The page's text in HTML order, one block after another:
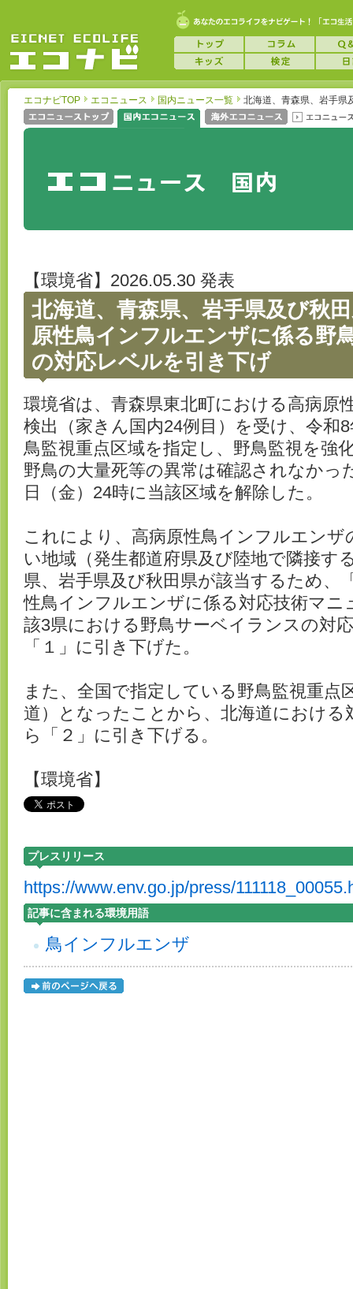
エコナビTOP エコニュース 国内ニュース一覧 北海道、青森県、岩手県
【環境省】2026.05.30 発表
北海道、青森県、岩手県及び秋
原性鳥インフルエンザに係る野
の対応レベルを引き下げ
環境省は、青森県東北町における高病原
検出（家きん国内24例目）を受け、令和
鳥監視重点区域を指定し、野鳥監視を強
野鳥の大量死等の異常は確認されなかっ
日（金）24時に当該区域を解除した。
これにより、高病原性鳥インフルエンザ
い地域（発生都道府県及び陸地で隣接す
県、岩手県及び秋田県が該当するため、
性鳥インフルエンザに係る対応技術マニ
該3県における野鳥サーベイランスの対
「１」に引き下げた。
また、全国で指定している野鳥監視重点
道）となったことから、北海道における
ら「２」に引き下げる。
【環境省】
プレスリリース
https://www.env.go.jp/press/
記事に含まれる環境用語
鳥インフルエンザ